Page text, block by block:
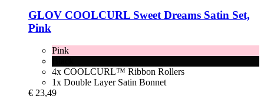
GLOV COOLCURL Sweet Dreams Satin Set,
Pink
Pink
4x COOLCURL™ Ribbon Rollers
1x Double Layer Satin Bonnet
€ 23,49